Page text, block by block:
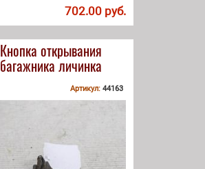
702.00 руб.
Кнопка открывания
багажника личинка
Артикул: 44163